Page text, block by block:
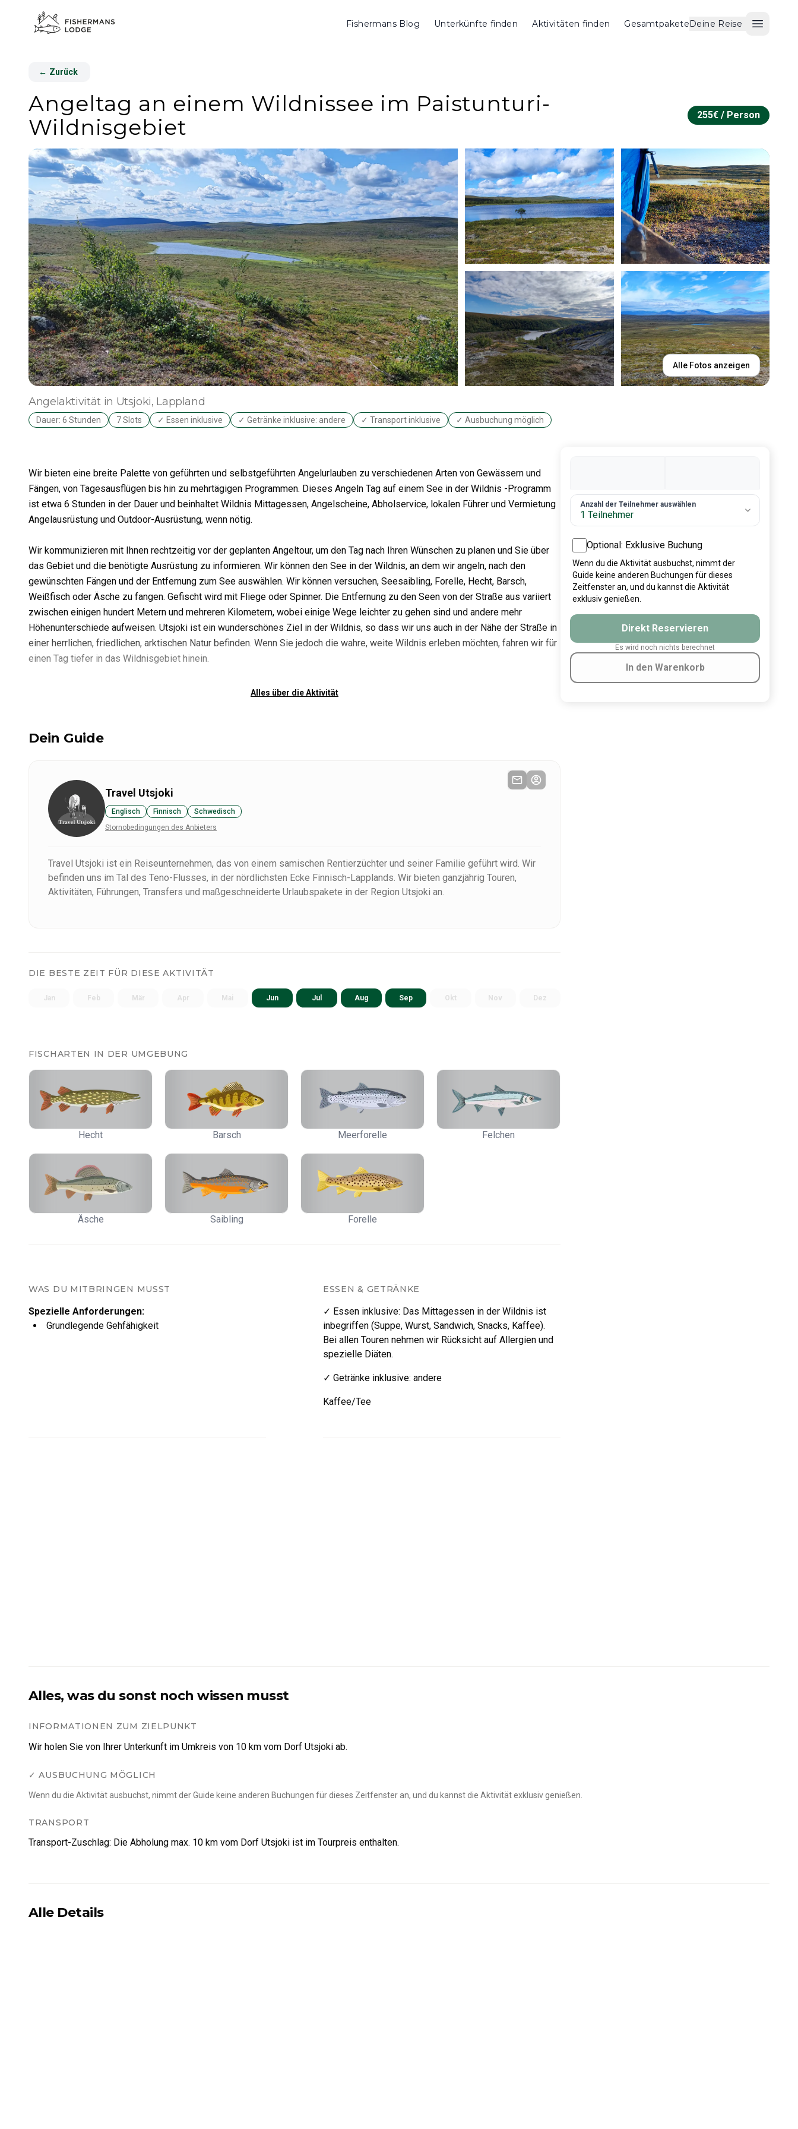
Fishermans Blog Unterkünfte finden Aktivitäten finden GesamtpaketeDeine Reise
Menü
← Zurück
Angeltag an einem Wildnissee im Paistunturi-
Wildnisgebiet
255€ / Person
Alle Fotos anzeigen
Angelaktivität in Utsjoki, Lappland
Dauer: 6 Stunden 7 Slots ✓ Essen inklusive ✓ Getränke inklusive: andere ✓ Transport inklusive ✓ Ausbuchung möglich
Wir bieten eine breite Palette von geführten und selbstgeführten Angelurlauben zu verschiedenen Arten von Gewässern und
Fängen, von Tagesausflügen bis hin zu mehrtägigen Programmen. Dieses Angeln Tag auf einem See in der Wildnis -Programm
ist etwa 6 Stunden in der Dauer und beinhaltet Wildnis Mittagessen, Angelscheine, Abholservice, lokalen Führer und Vermietung
Angelausrüstung und Outdoor-Ausrüstung, wenn nötig.
Wir kommunizieren mit Ihnen rechtzeitig vor der geplanten Angeltour, um den Tag nach Ihren Wünschen zu planen und Sie über
das Gebiet und die benötigte Ausrüstung zu informieren. Wir können den See in der Wildnis, an dem wir angeln, nach den
gewünschten Fängen und der Entfernung zum See auswählen. Wir können versuchen, Seesaibling, Forelle, Hecht, Barsch,
Weißfisch oder Äsche zu fangen. Gefischt wird mit Fliege oder Spinner. Die Entfernung zu den Seen von der Straße aus variiert
zwischen einigen hundert Metern und mehreren Kilometern, wobei einige Wege leichter zu gehen sind und andere mehr
Höhenunterschiede aufweisen. Utsjoki ist ein wunderschönes Ziel in der Wildnis, so dass wir uns auch in der Nähe der Straße in
einer herrlichen, friedlichen, arktischen Natur befinden. Wenn Sie jedoch die wahre, weite Wildnis erleben möchten, fahren wir für
einen Tag tiefer in das Wildnisgebiet hinein.
Alles über die Aktivität
Dein Guide
Travel Utsjoki
Englisch Finnisch
Schwedisch
Stornobedingungen des Anbieters
Travel Utsjoki ist ein Reiseunternehmen, das von einem samischen Rentierzüchter und seiner Familie geführt wird. Wir
befinden uns im Tal des Teno-Flusses, in der nördlichsten Ecke Finnisch-Lapplands. Wir bieten ganzjährig Touren,
Aktivitäten, Führungen, Transfers und maßgeschneiderte Urlaubspakete in der Region Utsjoki an.
DIE BESTE ZEIT FÜR DIESE AKTIVITÄT
Jan Feb Mär Apr Mai Jun Jul Aug Sep Okt Nov Dez
FISCHARTEN IN DER UMGEBUNG
Hecht Barsch Meerforelle Felchen
Äsche Saibling Forelle
WAS DU MITBRINGEN MUSST
Spezielle Anforderungen:
Grundlegende Gehfähigkeit
ESSEN & GETRÄNKE
✓ Essen inklusive: Das Mittagessen in der Wildnis ist
inbegriffen (Suppe, Wurst, Sandwich, Snacks, Kaffee).
Bei allen Touren nehmen wir Rücksicht auf Allergien und
spezielle Diäten.
✓ Getränke inklusive: andere
Kaffee/Tee
2. Anzahl an Gästen
Anzahl der Teilnehmer auswählen
1 Teilnehmer
Optional: Exklusive Buchung
Wenn du die Aktivität ausbuchst, nimmt der
Guide keine anderen Buchungen für dieses
Zeitfenster an, und du kannst die Aktivität
exklusiv genießen.
Direkt Reservieren
Es wird noch nichts berechnet
In den Warenkorb
Alles, was du sonst noch wissen musst
INFORMATIONEN ZUM ZIELPUNKT
Wir holen Sie von Ihrer Unterkunft im Umkreis von 10 km vom Dorf Utsjoki ab.
✓ AUSBUCHUNG MÖGLICH
Wenn du die Aktivität ausbuchst, nimmt der Guide keine anderen Buchungen für dieses Zeitfenster an, und du kannst die Aktivität exklusiv genießen.
TRANSPORT
Transport-Zuschlag: Die Abholung max. 10 km vom Dorf Utsjoki ist im Tourpreis enthalten.
Alle Details